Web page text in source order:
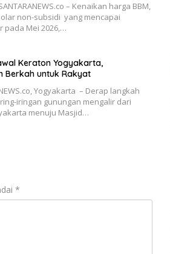
– Kenaikan harga BBM,
non-subsidi yang mencapai
pada Mei 2026,…
Keraton Yogyakarta,
Berkah untuk Rakyat
Yogyakarta – Derap langkah
iringan gunungan mengalir dari
menuju Masjid…
*